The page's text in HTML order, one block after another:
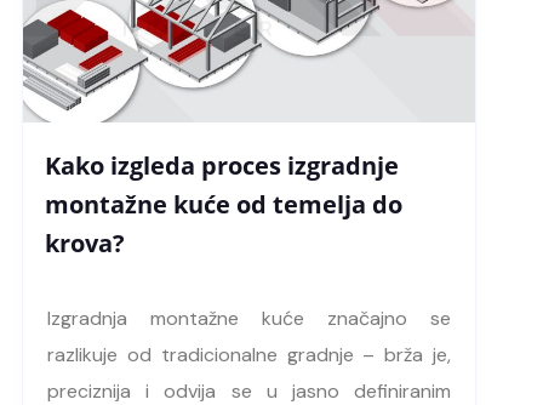
Kako izgleda proces izgradnje
montažne kuće od temelja do
krova?
Izgradnja montažne kuće značajno se
razlikuje od tradicionalne gradnje – brža je,
preciznija i odvija se u jasno definiranim